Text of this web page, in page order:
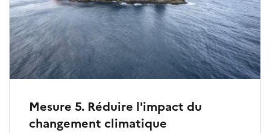
Mesure 5. Réduire l'impact du
changement climatique